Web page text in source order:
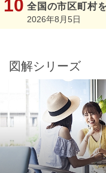
全国の市区町村
2026年8月5日
図解シリーズ